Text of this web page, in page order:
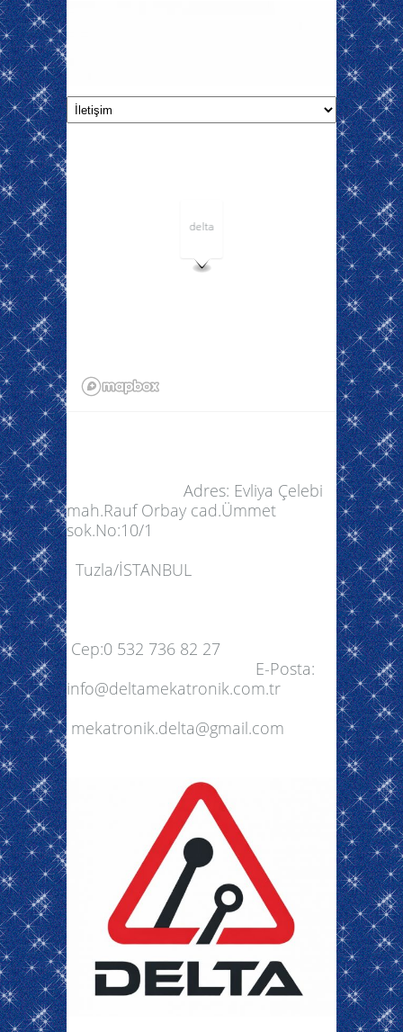
delta
Adres: Evliya Çelebi
mah.Rauf Orbay cad.Ümmet
sok.No:10/1
Tuzla/İSTANBUL
Cep:0 532 736 82 27
E-Posta:
info@deltamekatronik.com.tr
mekatronik.delta@gmail.com